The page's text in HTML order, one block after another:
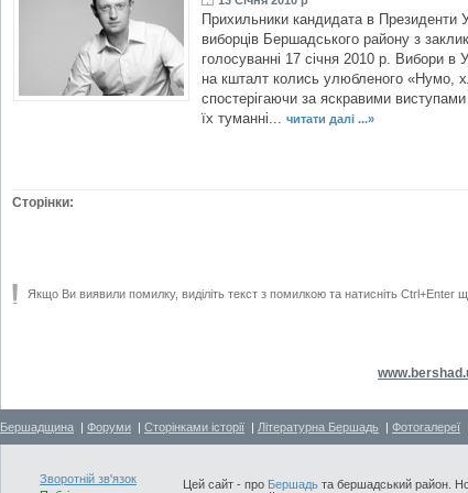
Прихильники кандидата в Президенти
виборців Бершадського району з
голосуванні 17 січня 2010 р. Вибори в
на кшталт колись улюбленого «Нумо,
спостерігаючи за яскравими
їх туманні...
читати далі ...»
Сторінки:
Якщо Ви виявили помилку, виділіть текст з помилкою та натисніть Ctrl+Enter
Бершадщина | Форуми | Сторінками історії | Літературна Бершадь | Фотогалереї |
Зворотній зв'язок
Цей сайт - про Бершадь та бершадський район.